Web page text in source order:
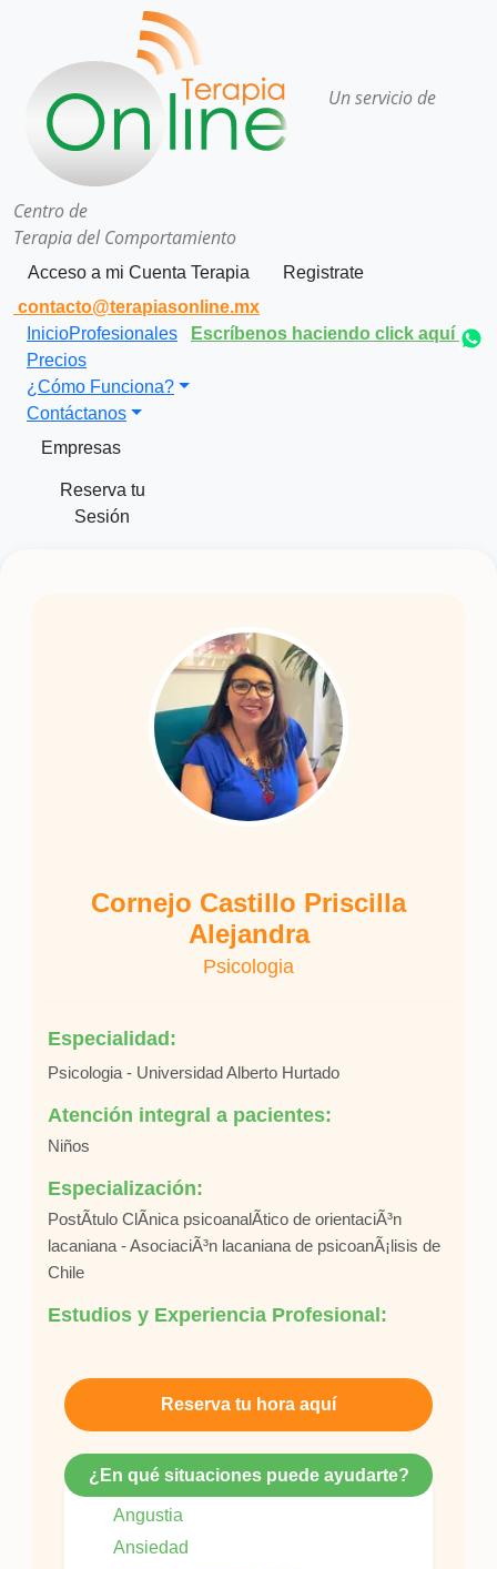
Un servicio de
Centro de
Terapia del Comportamiento
Acceso a mi Cuenta Terapia
Registrate
contacto@terapiasonline.mx
Escríbenos haciendo click aquí
InicioProfesionales
Precios
¿Cómo Funciona?
Contáctanos
Empresas
Reserva tu
Sesión
Cornejo Castillo Priscilla
Alejandra
Psicologia
Especialidad:
Psicologia - Universidad Alberto Hurtado
Atención integral a pacientes:
Niños
Especialización:
PostÃ­tulo ClÃ­nica psicoanalÃ­tico de orientaciÃ³n
lacaniana - AsociaciÃ³n lacaniana de psicoanÃ¡lisis de
Chile
Estudios y Experiencia Profesional:
Reserva tu hora aquí
¿En qué situaciones puede ayudarte?
Angustia
Ansiedad